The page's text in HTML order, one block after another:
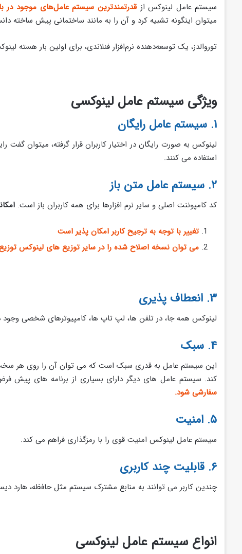
سیستم عامل لینوکس ازقدرتمندترین سیستم عامل‌های موجود در
میتوان اینگونه تشبیه کرد و آن را به مانند ساختمانی پیش ساخته
توروالدز، یک توسعه‌دهنده نرم‌افزار فنلاندی، برای اولین بار هسته لینوکس را که به
ویژگی سیستم عامل لینوکسی
۱. سیستم عامل رایگان
لینوکس به صورت رایگان در اختیار کاربران قرار گرفته، میتوان
استفاده می کنند.
۲. سیستم عامل متن باز
کد کامپوننت اصلی و سایر نرم افزارها برای همه کاربران باز است.
تغییر با توجه به ترجیح کاربر امکان پذیر است
می توان نسخه اصلاح شده را در سایر توزیع های لینوکس
۳. انعطاف پذیری
لینوکس همه جا، در تلفن‌ ها، لپ‌ تاپ‌ ها، کامپیوترهای شخصی وجود
۴. سبک
این سیستم عامل به قدری سبک است که می توان آن را روی هر
کند. سیستم عامل های دیگر دارای بسیاری از برنامه های پیش
سفارشی شود.
۵. امنیت
سیستم عامل لینوکس امنیت قوی را با رمزگذاری فراهم می کند.
۶. قابلیت چند کاربری
چندین کاربر می توانند به منابع مشترک سیستم مثل حافظه، هارد
انواع سیستم عامل لینوکسی